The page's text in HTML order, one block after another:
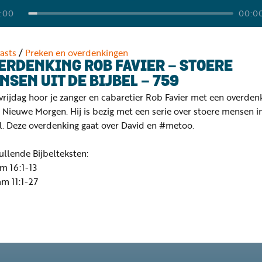
/ Preken en overdenkingen
ROB FAVIER - STOERE
UIT DE BIJBEL - 759
hoor je zanger en cabaretier Rob Favier met een
Nieuwe Morgen. Hij is bezig met een serie over stoere mensen
Deze overdenking gaat over David en #metoo.
Bijbelteksten:
16:1-13
11:1-27